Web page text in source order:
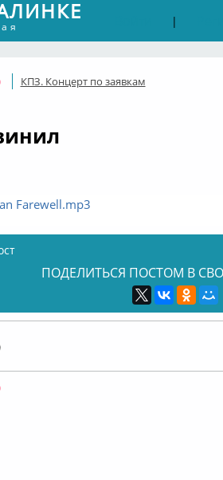
|
Оффлайн
КПЗ. Концерт по заявкам
Farewell.mp3
ПОДЕЛИТЬСЯ ПОСТОМ В